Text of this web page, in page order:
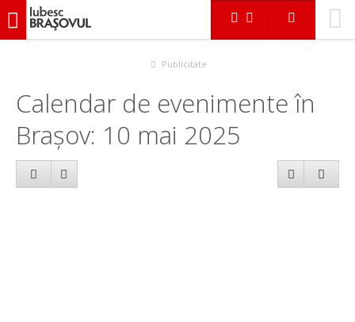
iubescbraşovul.ro
Publicitate
Calendar de evenimente în
Brașov: 10 mai 2025